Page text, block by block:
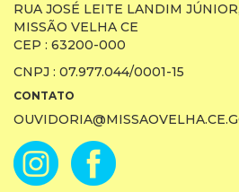
RUA JOSÉ LEITE LANDIM
MISSÃO VELHA CE
CEP : 63200-000
CNPJ : 07.977.044/0001-15
CONTATO